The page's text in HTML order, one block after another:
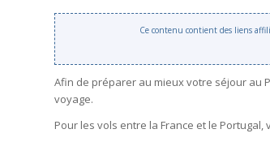
Ce contenu contient des liens
Afin de préparer au mieux votre séjour au
voyage.
Pour les vols entre la France et le